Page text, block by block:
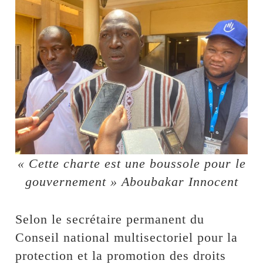
« Cette charte est une boussole pour le
gouvernement » Aboubakar Innocent
Selon le secrétaire permanent du
Conseil national multisectoriel pour la
protection et la promotion des droits